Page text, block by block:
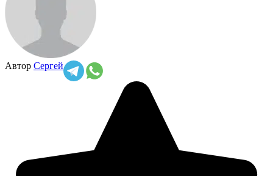
Автор Сергей